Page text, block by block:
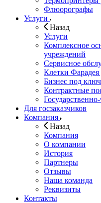
Флюорографы
Услуги
Назад
Услуги
Комплексное
учреждений
Сервисное
Клетки
Бизнес под ключ
Контрактные
Для госзаказчиков
Компания
Назад
Компания
О компании
История
Партнеры
Отзывы
Наша команда
Реквизиты
Контакты